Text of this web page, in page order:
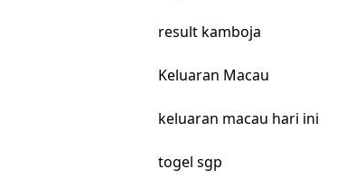
result kamboja
Keluaran Macau
keluaran macau hari ini
togel sgp